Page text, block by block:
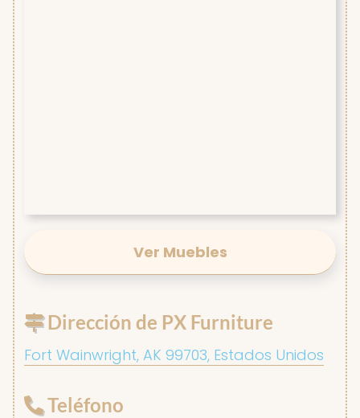
Ver Muebles
Dirección de PX Furniture
Fort Wainwright, AK 99703, Estados Unidos
Teléfono